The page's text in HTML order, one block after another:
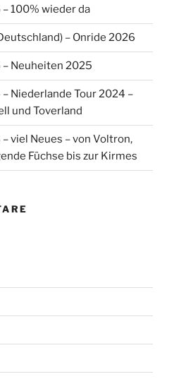
100% wieder da
– Onride 2026
Neuheiten 2025
Niederlande Tour 2024 –
und Toverland
viel Neues – von Voltron,
Füchse bis zur Kirmes